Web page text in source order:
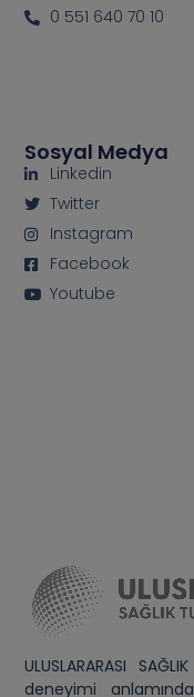
ULUSLARARASI
deneyimi
Sosyal Medya
Linkedin
Twitter
Instagram
Facebook
Youtube
0 551 640 70 10